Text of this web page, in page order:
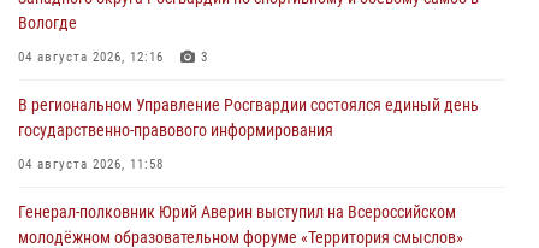
Вологде
04 августа 2026, 12:16 3
В региональном Управление Росгвардии состоялся единый день
государственно-правового информирования
04 августа 2026, 11:58
Генерал-полковник Юрий Аверин выступил на Всероссийском
молодёжном образовательном форуме «Территория смыслов»